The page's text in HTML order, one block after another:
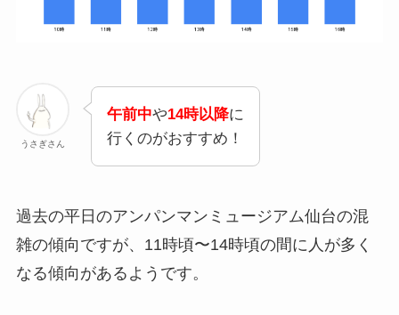
うさぎさん
午前中や14時以降に
行くのがおすすめ！
過去の平日のアンパンマンミュージアム仙台の混
雑の傾向ですが、11時頃〜14時頃の間に人が多く
なる傾向があるようです。